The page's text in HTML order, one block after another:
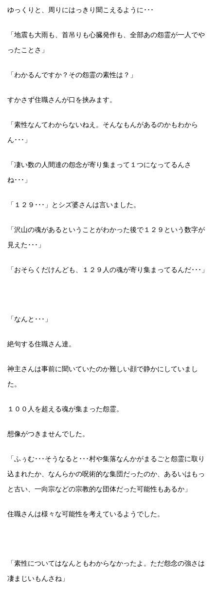
ゆっくりと、周りにはっきり聞こえるように･･･
「地震も大雨も、首吊りも心臓発作も、全部あの怨霊が一人でや
ったことさ」
「わかるんですか？その怨霊の素性は？」
すかさず住職さんが口を挟みます。
「素性なんてわからないねえ。そんなもんがあるのかもわから
ん･･･」
「凄い数の人間達の怨念が寄り集まって１つになってるんさ
ね･･･」
「１２９･･･」とシズ婆さんは言いました。
「沢山の魂があるということがわかった後で１２９という数字が
見えた･･･」
「おそらくだけんども、１２９人の魂が寄り集まってるんだ･･･」
「なんと･･･」
絶句する住職さん達。
神主さんは事前に聞いていたのか難しい顔で静かにしていまし
た。
１００人を超える魂が集まった怨霊。
想像がつきませんでした。
「ふぅむ･･･そうなると･･･村や集落なんかがまるごと怨霊に取り
込まれたか、なんらかの呪術的な集団だったのか、あるいはもっ
と古い、一向宗などの宗教的な団体だった可能性もあるか」
住職さんは様々な可能性を考えているようでした。
「素性についてはなんともわからなかったよ。ただ怨念の強さは
凄まじいもんさね」